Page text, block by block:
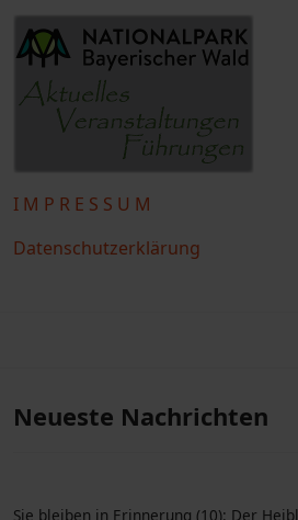
I M P R E S S U M
Datenschutzerklärung
Neueste Nachrichten
Sie bleiben in Erinnerung (10): Der Heibl